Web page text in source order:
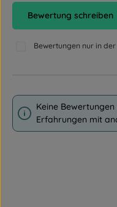
Bewertung schreiben
Bewertungen nur in
Keine
Erfahrungen mit